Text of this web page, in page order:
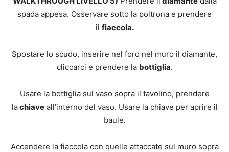
spada appesa. Osservare sotto la poltrona e prendere
il fiaccola.
Spostare lo scudo, inserire nel foro nel muro il diamante,
cliccarci e prendere la bottiglia.
Usare la bottiglia sul vaso sopra il tavolino, prendere
lachiaveall’interno del vaso. Usare la chiave per aprire il
baule.
Accendere la fiaccola con quelle attaccate sul muro sopra